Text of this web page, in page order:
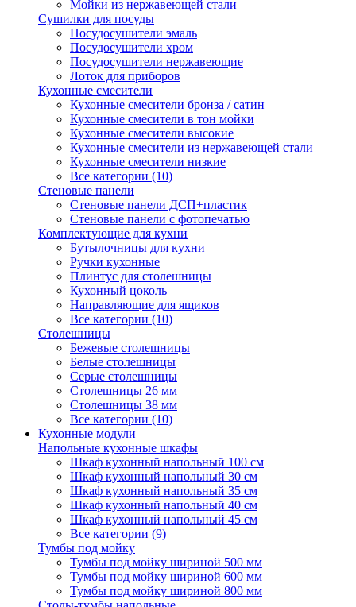
Мойки из нержавеющей стали
Сушилки для посуды
Посудосушители эмаль
Посудосушители хром
Посудосушители нержавеющие
Лоток для приборов
Кухонные смесители
Кухонные смесители бронза / сатин
Кухонные смесители в тон мойки
Кухонные смесители высокие
Кухонные смесители из нержавеющей стали
Кухонные смесители низкие
Все категории (10)
Стеновые панели
Стеновые панели ДСП+пластик
Стеновые панели с фотопечатью
Комплектующие для кухни
Бутылочницы для кухни
Ручки кухонные
Плинтус для столешницы
Кухонный цоколь
Направляющие для ящиков
Все категории (10)
Столешницы
Бежевые столешницы
Белые столешницы
Серые столешницы
Столешницы 26 мм
Столешницы 38 мм
Все категории (10)
Кухонные модули
Напольные кухонные шкафы
Шкаф кухонный напольный 100 см
Шкаф кухонный напольный 30 см
Шкаф кухонный напольный 35 см
Шкаф кухонный напольный 40 см
Шкаф кухонный напольный 45 см
Все категории (9)
Тумбы под мойку
Тумбы под мойку шириной 500 мм
Тумбы под мойку шириной 600 мм
Тумбы под мойку шириной 800 мм